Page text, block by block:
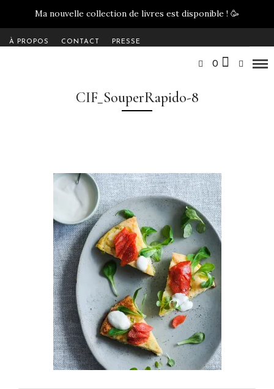
Ma nouvelle collection de livres est disponible ! 🥳
À PROPOS CONTACT PRESSE
0
CIF_SouperRapido-8